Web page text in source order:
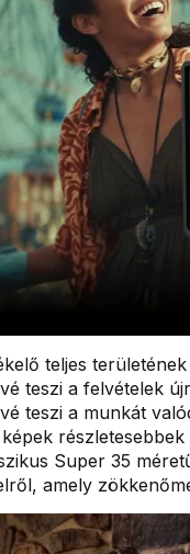
teljes
teszi a felvételek
teszi a munkát
Super 35
amely